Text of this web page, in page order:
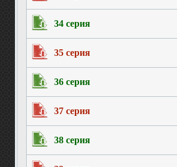
34 серия
35 серия
36 серия
37 серия
38 серия